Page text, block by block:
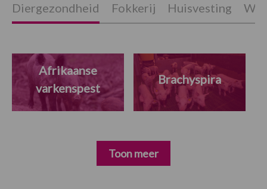
Diergezondheid Fokkerij Huisvesting
Afrikaanse
varkenspest
Brachyspira
Toon meer